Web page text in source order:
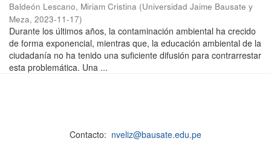
Baldeón Lescano, Miriam Cristina (Universidad Jaime Bausate y
Meza, 2023-11-17)
Durante los últimos años, la contaminación ambiental ha crecido
de forma exponencial, mientras que, la educación ambiental de la
ciudadanía no ha tenido una suficiente difusión para contrarrestar
esta problemática. Una ...
Contacto: nveliz@bausate.edu.pe